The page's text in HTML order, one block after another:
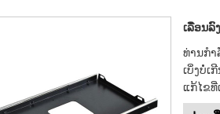
ເລື່ອນລົ
ທ່ານກໍ
ເບິ່ງບໍ່ເ
ແກ້ໄຂທີ່